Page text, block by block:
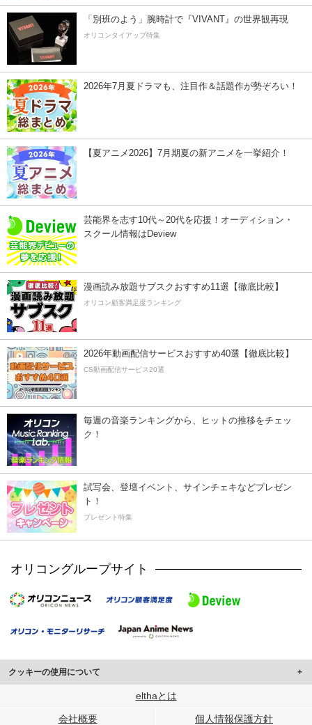
「別班のよう」腕時計で『VIVANT』の世界観再現
オリコンタイアップ特集
2026年7月夏ドラマも、注目作＆話題作が勢ぞろい！
【夏アニメ2026】7月期夏の新アニメを一挙紹介！
芸能界を志す10代～20代を応援！オーディション・
スクール情報はDeview
漫画読み放題サブスクおすすめ11選【徹底比較】
オリコン顧客満足度ランキング
2026年動画配信サービスおすすめ40選【徹底比較】
CS動画配信サービス20選
毎週の音楽ランキングから、ヒットの推移をチェッ
ク！
試写会、登壇イベント、サインチェキなどプレゼン
ト！
プレゼント特集
オリコングループサイト
クッキーの使用について
このサイトでは Cookie を使用して、ユーザーに合わせたコンテンツや広告の
行っています。
elthaとは
会社概要 個人情報保護方針